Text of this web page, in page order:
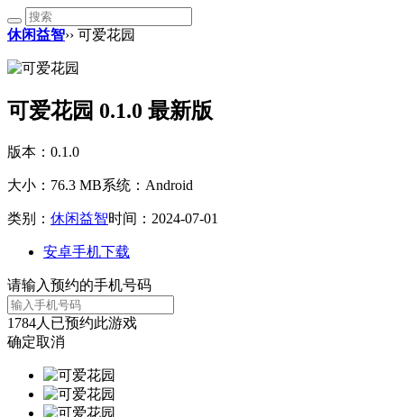
休闲益智›› 可爱花园
可爱花园 0.1.0 最新版
版本：0.1.0
大小：76.3 MB系统：Android
类别： 休闲益智时间：2024-07-01
安卓手机下载
请输入预约的手机号码
1784人已预约此游戏
确定取消